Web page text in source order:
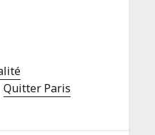
Quitter Paris